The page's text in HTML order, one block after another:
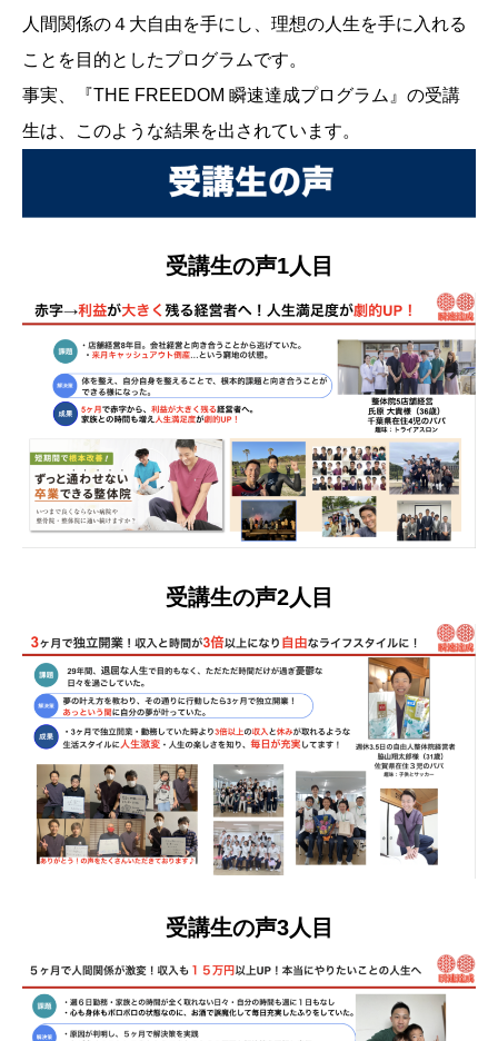
人間関係の４大自由を手にし、理想の人生を手に入れる
ことを目的としたプログラムです。
事実、『THE FREEDOM 瞬速達成プログラム』の受講
生は、このような結果を出されています。
受講生の声1人目
受講生の声2人目
受講生の声3人目